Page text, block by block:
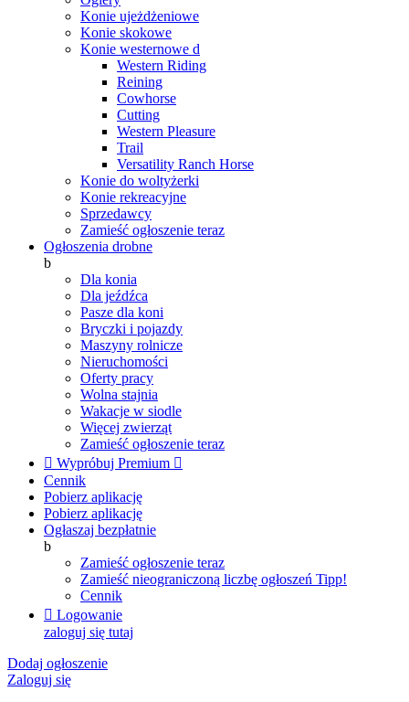
Konie ujeżdżeniowe
Konie skokowe
Konie westernowe d
Western Riding
Reining
Cowhorse
Cutting
Western Pleasure
Trail
Versatility Ranch Horse
Konie do woltyżerki
Konie rekreacyjne
Sprzedawcy
Zamieść ogłoszenie teraz
Ogłoszenia drobne
b
Dla konia
Dla jeźdźca
Pasze dla koni
Bryczki i pojazdy
Maszyny rolnicze
Nieruchomości
Oferty pracy
Wolna stajnia
Wakacje w siodle
Więcej zwierząt
Zamieść ogłoszenie teraz
 Wypróbuj Premium 
Cennik
Pobierz aplikację
Pobierz aplikację
Ogłaszaj bezpłatnie
b
Zamieść ogłoszenie teraz
Zamieść nieograniczoną liczbę ogłoszeń Tipp!
Cennik
 Logowanie
zaloguj się tutaj
Dodaj ogłoszenie
Zaloguj się